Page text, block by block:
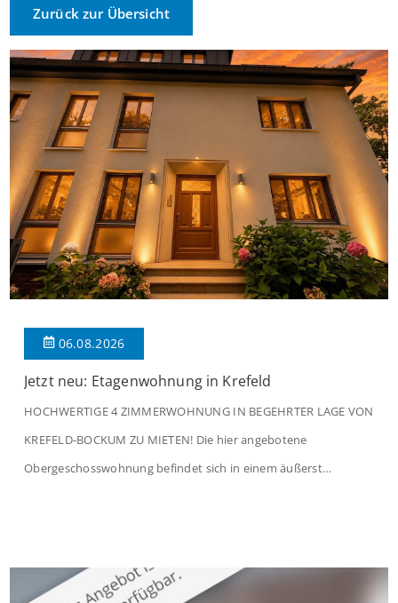
Zurück zur Übersicht
06.08.2026
Jetzt neu: Etagenwohnung in Krefeld
HOCHWERTIGE 4 ZIMMERWOHNUNG IN BEGEHRTER LAGE VON
KREFELD-BOCKUM ZU MIETEN! Die hier angebotene
Obergeschosswohnung befindet sich in einem äußerst
großzügige Räume und eine hochwertige Ausstattung, die